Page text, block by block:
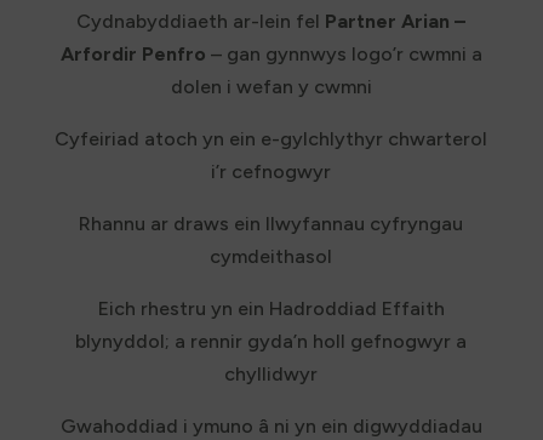
Cydnabyddiaeth ar-lein fel Partner Arian –
Arfordir Penfro – gan gynnwys logo’r cwmni a
dolen i wefan y cwmni
Cyfeiriad atoch yn ein e-gylchlythyr chwarterol
i’r cefnogwyr
Rhannu ar draws ein llwyfannau cyfryngau
cymdeithasol
Eich rhestru yn ein Hadroddiad Effaith
blynyddol; a rennir gyda’n holl gefnogwyr a
chyllidwyr
Gwahoddiad i ymuno â ni yn ein digwyddiadau